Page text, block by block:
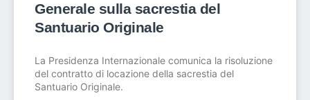
Generale sulla sacrestia del
Santuario Originale
La Presidenza Internazionale comunica la risoluzione
del contratto di locazione della sacrestia del
Santuario Originale.